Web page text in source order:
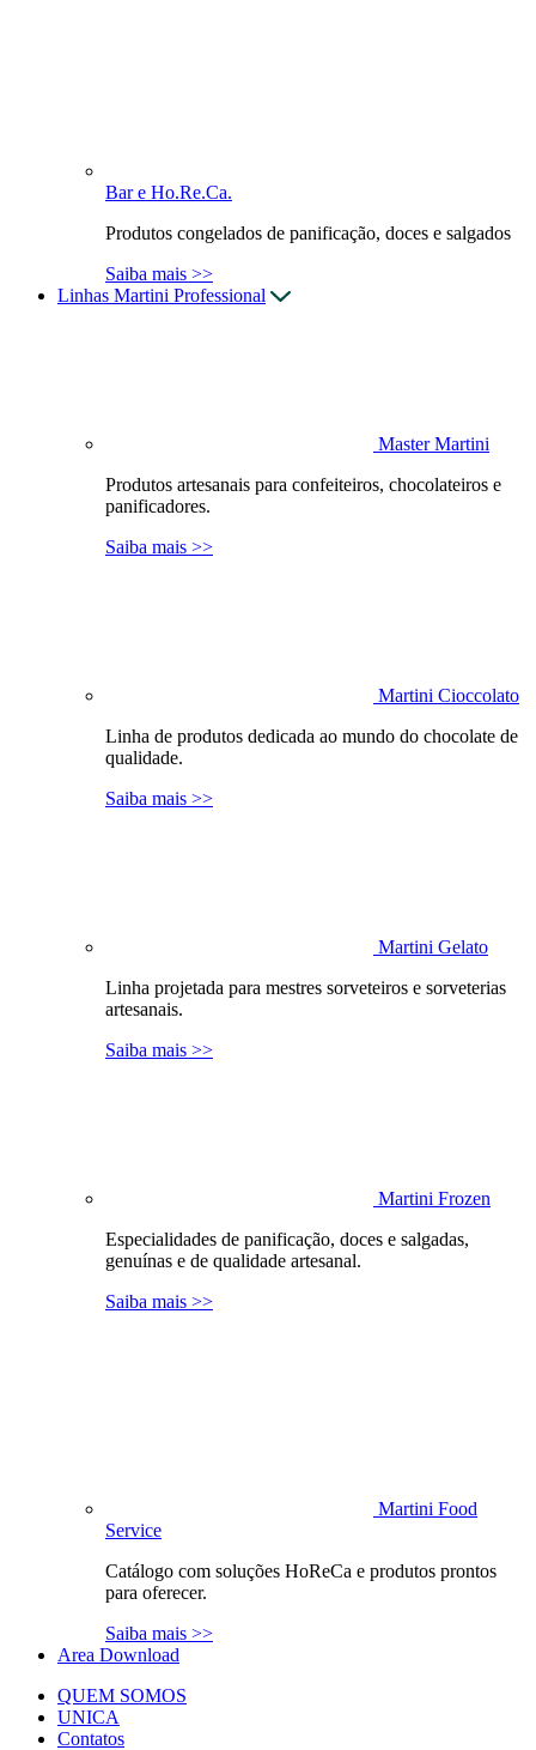
Bar e Ho.Re.Ca.
Produtos congelados de panificação, doces e salgados
Saiba mais >>
Linhas Martini Professional
Master Martini
Produtos artesanais para confeiteiros, chocolateiros e
panificadores.
Saiba mais >>
Martini Cioccolato
Linha de produtos dedicada ao mundo do chocolate de
qualidade.
Saiba mais >>
Martini Gelato
Linha projetada para mestres sorveteiros e sorveterias
artesanais.
Saiba mais >>
Martini Frozen
Especialidades de panificação, doces e salgadas,
genuínas e de qualidade artesanal.
Saiba mais >>
Martini Food
Service
Catálogo com soluções HoReCa e produtos prontos
para oferecer.
Saiba mais >>
Area Download
QUEM SOMOS
UNICA
Contatos